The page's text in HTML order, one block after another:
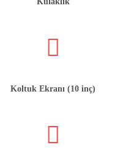
Koltuk Ekranı (10 inç)